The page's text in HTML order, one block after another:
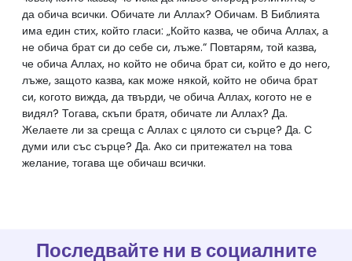
да обича всички. Обичате ли Аллах? Обичам. В Библията
има един стих, който гласи: „Който казва, че обича Аллах, а
не обича брат си до себе си, лъже.“ Повтарям, той казва,
че обича Аллах, но който не обича брат си, който е до него,
лъже, защото казва, как може някой, който не обича брат
си, когото вижда, да твърди, че обича Аллах, когото не е
видял? Тогава, скъпи братя, обичате ли Аллах? Да.
Желаете ли за среща с Аллах с цялото си сърце? Да. С
думи или със сърце? Да. Ако си притежател на това
Последвайте ни в социалните